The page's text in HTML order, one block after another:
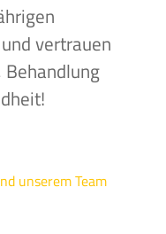
vertrauen
unserem Team